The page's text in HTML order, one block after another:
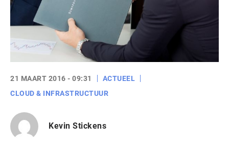
21 MAART 2016 - 09:31
ACTUEEL
CLOUD & INFRASTRUCTUUR
Kevin Stickens